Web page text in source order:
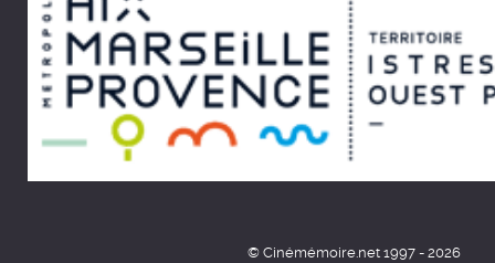
© Cinémémoire.net 1997 - 2026